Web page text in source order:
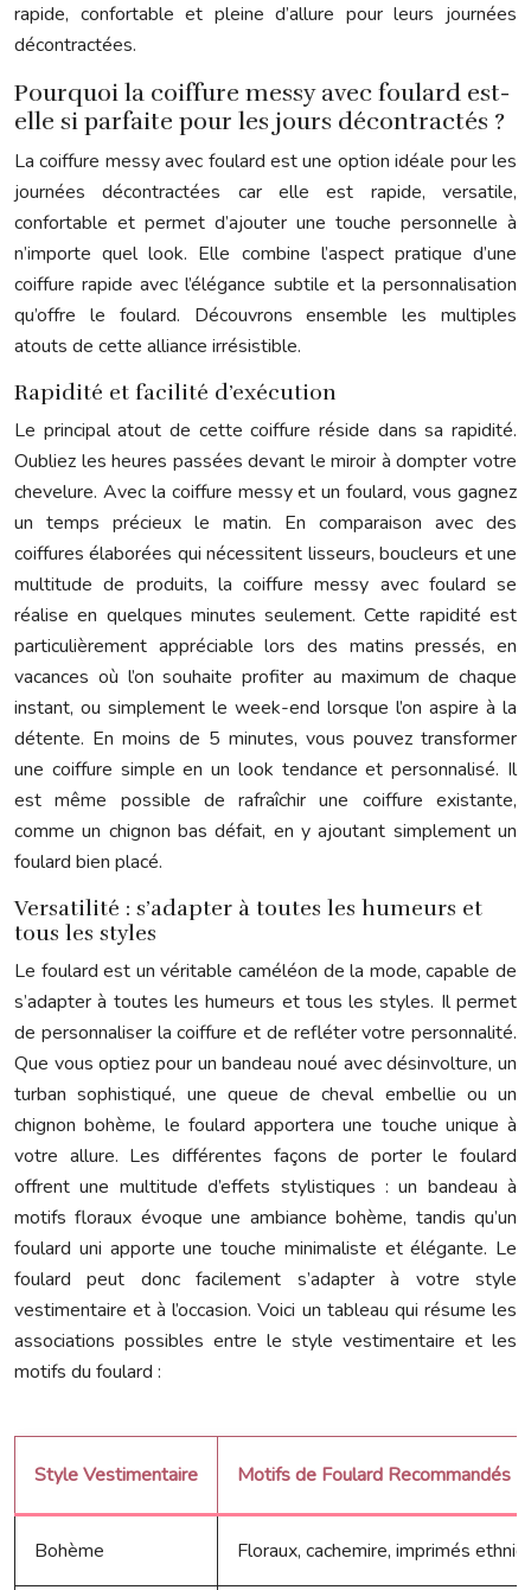
rapide, confortable et pleine d’allure pour leurs journées
décontractées.
Pourquoi la coiffure messy avec foulard est-
elle si parfaite pour les jours décontractés ?
La coiffure messy avec foulard est une option idéale pour les
journées décontractées car elle est rapide, versatile,
confortable et permet d’ajouter une touche personnelle à
n’importe quel look. Elle combine l’aspect pratique d’une
coiffure rapide avec l’élégance subtile et la personnalisation
qu’offre le foulard. Découvrons ensemble les multiples
atouts de cette alliance irrésistible.
Rapidité et facilité d’exécution
Le principal atout de cette coiffure réside dans sa rapidité.
Oubliez les heures passées devant le miroir à dompter votre
chevelure. Avec la coiffure messy et un foulard, vous gagnez
un temps précieux le matin. En comparaison avec des
coiffures élaborées qui nécessitent lisseurs, boucleurs et une
multitude de produits, la coiffure messy avec foulard se
réalise en quelques minutes seulement. Cette rapidité est
particulièrement appréciable lors des matins pressés, en
vacances où l’on souhaite profiter au maximum de chaque
instant, ou simplement le week-end lorsque l’on aspire à la
détente. En moins de 5 minutes, vous pouvez transformer
une coiffure simple en un look tendance et personnalisé. Il
est même possible de rafraîchir une coiffure existante,
comme un chignon bas défait, en y ajoutant simplement un
foulard bien placé.
Versatilité : s’adapter à toutes les humeurs et
tous les styles
Le foulard est un véritable caméléon de la mode, capable de
s’adapter à toutes les humeurs et tous les styles. Il permet
de personnaliser la coiffure et de refléter votre personnalité.
Que vous optiez pour un bandeau noué avec désinvolture, un
turban sophistiqué, une queue de cheval embellie ou un
chignon bohème, le foulard apportera une touche unique à
votre allure. Les différentes façons de porter le foulard
offrent une multitude d’effets stylistiques : un bandeau à
motifs floraux évoque une ambiance bohème, tandis qu’un
foulard uni apporte une touche minimaliste et élégante. Le
foulard peut donc facilement s’adapter à votre style
vestimentaire et à l’occasion. Voici un tableau qui résume les
associations possibles entre le style vestimentaire et les
motifs du foulard :
Style Vestimentaire Motifs de Foulard Recommandés
Bohème Floraux, cachemire, imprimés